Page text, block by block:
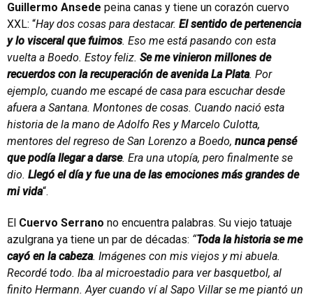
Guillermo Ansede peina canas y tiene un corazón cuervo
XXL: “Hay dos cosas para destacar. El sentido de pertenencia
y lo visceral que fuimos. Eso me está pasando con esta
vuelta a Boedo. Estoy feliz. Se me vinieron millones de
recuerdos con la recuperación de avenida La Plata. Por
ejemplo, cuando me escapé de casa para escuchar desde
afuera a Santana. Montones de cosas. Cuando nació esta
historia de la mano de Adolfo Res y Marcelo Culotta,
mentores del regreso de San Lorenzo a Boedo, nunca pensé
que podía llegar a darse. Era una utopía, pero finalmente se
dio. Llegó el día y fue una de las emociones más grandes de
mi vida“.
El Cuervo Serrano no encuentra palabras. Su viejo tatuaje
azulgrana ya tiene un par de décadas: “Toda la historia se me
cayó en la cabeza. Imágenes con mis viejos y mi abuela.
Recordé todo. Iba al microestadio para ver basquetbol, al
finito Hermann. Ayer cuando ví al Sapo Villar se me piantó un